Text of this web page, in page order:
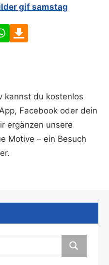
gif samstag
WhatsApp
kannst du kostenlos
Facebook oder dein
ergänzen unsere
Motive – ein Besuch